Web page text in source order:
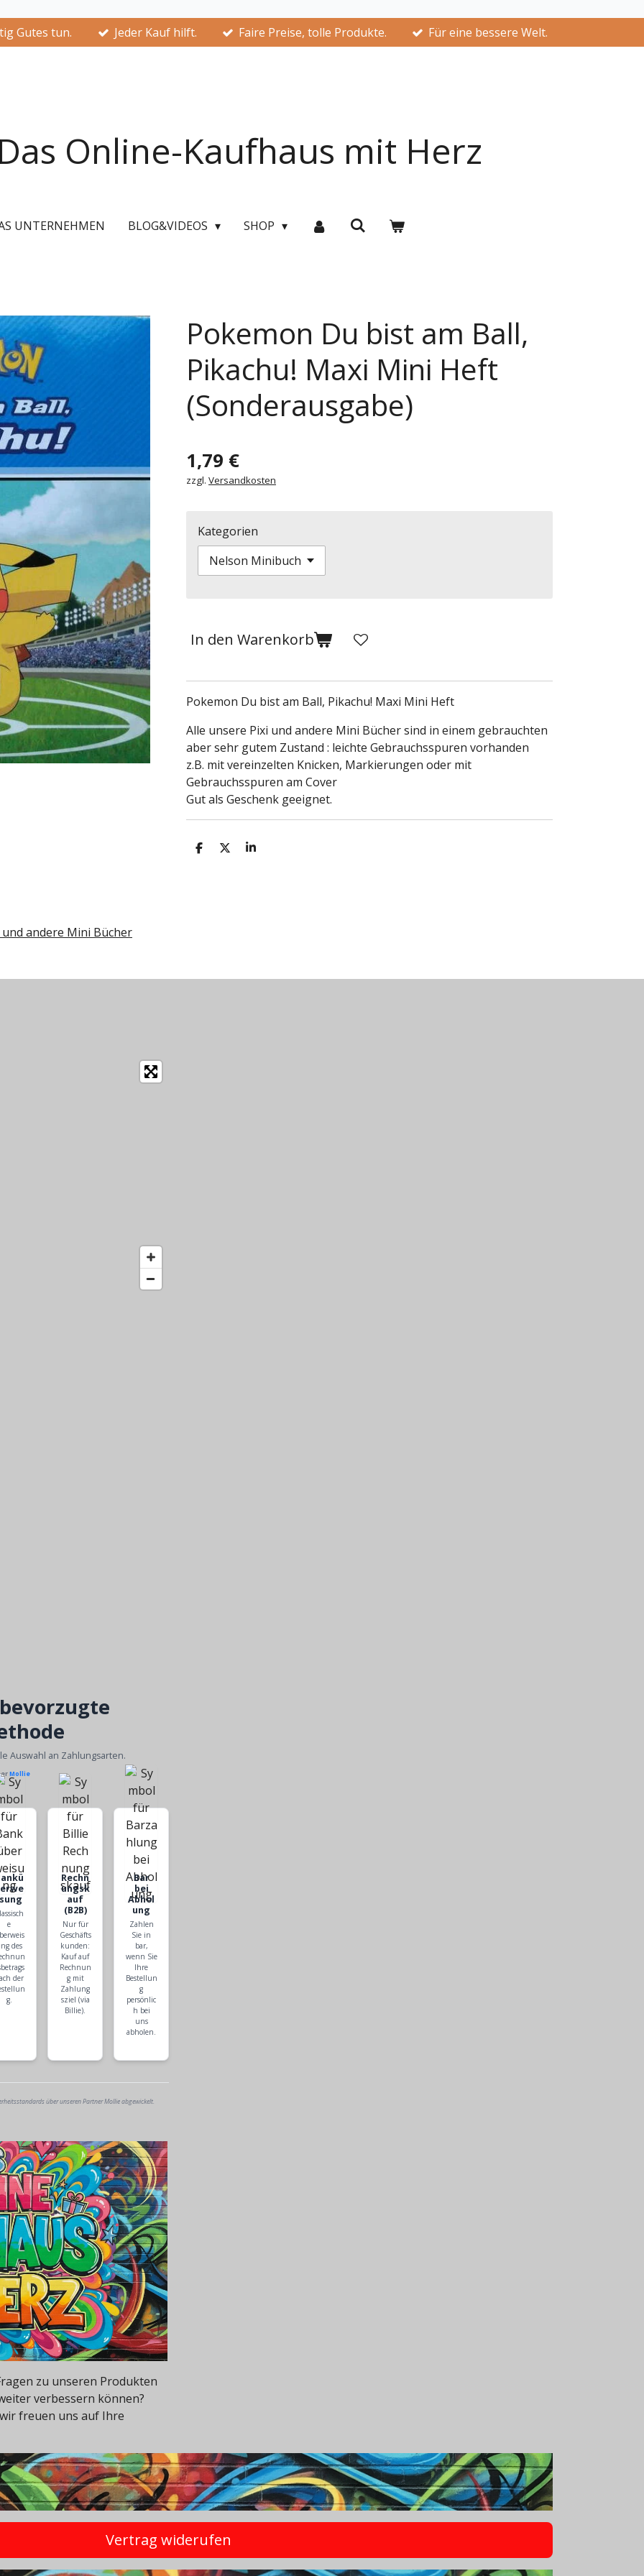
Gutes tun. Jeder Kauf hilft. Faire Preise, tolle Produkte. Für eine bessere Welt.
Das Online-Kaufhaus mit Herz
UNTERNEHMEN BLOG&VIDEOS SHOP
Pokemon Du bist am Ball,
Pikachu! Maxi Mini Heft
(Sonderausgabe)
1,79 €
zzgl. Versandkosten
Kategorien
In den Warenkorb
Pokemon Du bist am Ball, Pikachu! Maxi Mini Heft
Alle unsere Pixi und andere Mini Bücher sind in einem gebrauchten
aber sehr gutem Zustand : leichte Gebrauchsspuren vorhanden
z.B. mit vereinzelten Knicken, Markierungen oder mit
Gebrauchsspuren am Cover
Gut als Geschenk geeignet.
T
T
T
und andere Mini Bücher
Auswahl an Zahlungsarten.
Mollie
e
des
der
g.
Rechn
ungsk
auf
(B2B)
Nur für
Geschäfts
kunden:
Kauf auf
Rechnun
g mit
Zahlung
sziel (via
Billie).
Bar
bei
Abhol
ung
Zahlen
Sie in
bar,
wenn Sie
Ihre
Bestellun
g
persönlic
h bei
uns
abholen.
über unseren Partner Mollie abgewickelt.
zu unseren Produkten
verbessern können?
freuen uns auf Ihre
Vertrag widerufen